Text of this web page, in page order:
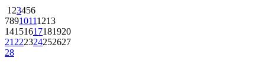
1 23456
78910111213
14151617181920
21 222324252627
28